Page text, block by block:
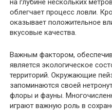
на глубине нескольких
облегчает процесс ловли.
оказывает положительное
вкусовые качества.
Важным фактором,
является экологическое
территорий. Окружающие
запоминаются своей
флоры и фауны.
играют важную роль в